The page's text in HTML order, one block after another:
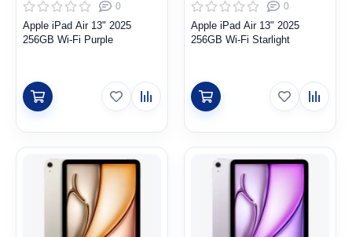
0
Apple iPad Air 13" 2025
256GB Wi-Fi Purple
0
Apple iPad Air 13" 2025
256GB Wi-Fi Starlight